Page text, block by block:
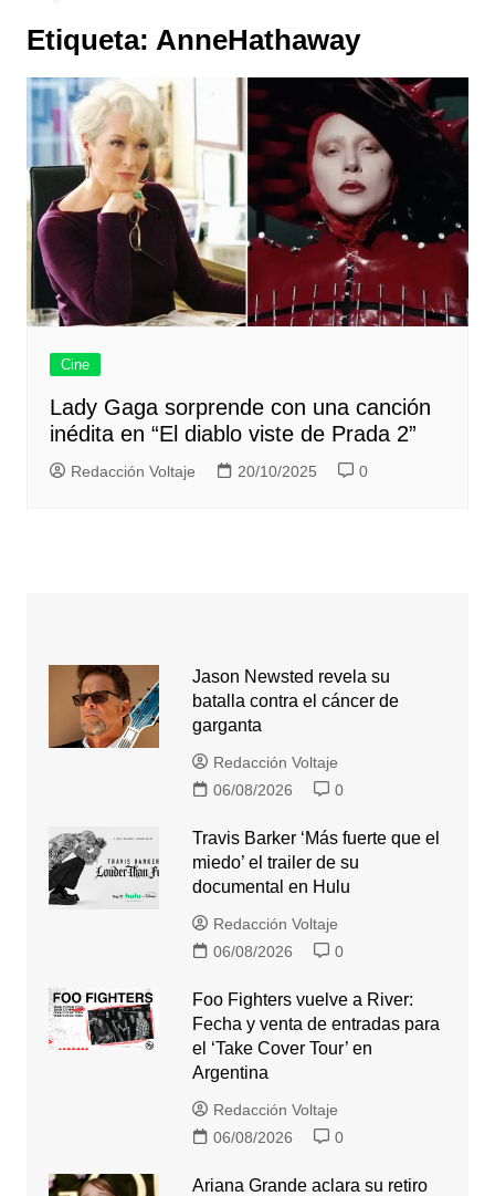
Etiqueta: AnneHathaway
Cine
Lady Gaga sorprende con una canción
inédita en “El diablo viste de Prada 2”
Redacción Voltaje 20/10/2025 0
Jason Newsted revela su
batalla contra el cáncer de
garganta
Redacción Voltaje
06/08/2026
0
Travis Barker ‘Más fuerte que el
miedo’ el trailer de su
documental en Hulu
Redacción Voltaje
06/08/2026
0
Foo Fighters vuelve a River:
Fecha y venta de entradas para
el ‘Take Cover Tour’ en
Argentina
Redacción Voltaje
06/08/2026
0
Ariana Grande aclara su retiro